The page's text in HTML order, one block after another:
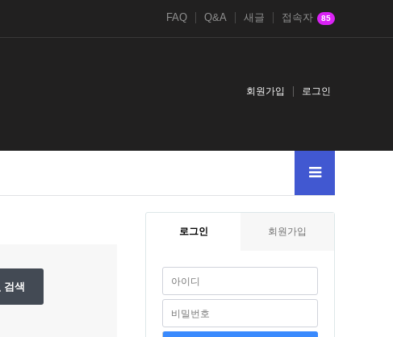
FAQ Q&A 새글 접속자 85
회원가입 로그인
검색
로그인 회원가입